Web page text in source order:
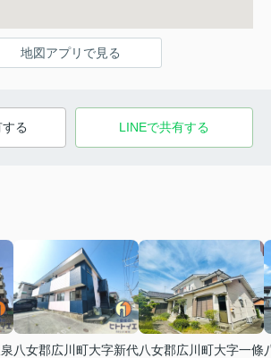
地図アプリで見る
る LINEで共有する
八女郡広川町大字新代八女郡広川町大字一條